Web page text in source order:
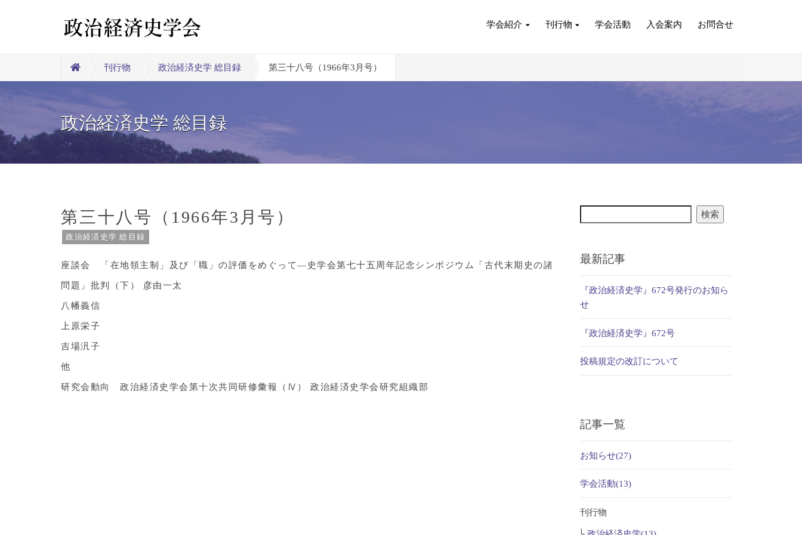
学会紹介 刊行物 学会活動 入会案内 お問合せ
刊行物 政治経済史学 総目録 第三十八号（1966年3月号）
政治経済史学 総目録
第三十八号（1966年3月号）
政治経済史学 総目録
座談会 「在地領主制」及び「職」の評価をめぐって―史学会第七十五周年記念シンポジウム「古代末期史の諸
問題」批判（下） 彦由一太
八幡義信
上原栄子
吉場汎子
他
研究会動向 政治経済史学会第十次共同研修彙報（Ⅳ） 政治経済史学会研究組織部
検索
最新記事
『政治経済史学』672号発行のお知ら
せ
『政治経済史学』672号
投稿規定の改訂について
記事一覧
お知らせ(27)
学会活動(13)
刊行物